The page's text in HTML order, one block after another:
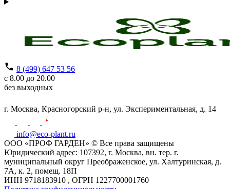
8 (499) 647 53 56
с 8.00 до 20.00
без выходных
г. Москва, Красногорский р-н, ул. Экспериментальная, д. 14
info@eco-plant.ru
ООО «ПРОФ ГАРДЕН» © Все права защищены
Юридический адрес: 107392, г. Москва, вн. тер. г.
муниципальный округ Преображенское, ул. Халтуринская, д.
7А, к. 2, помещ. 18П
ИНН 9718183910 , ОГРН 1227700001760